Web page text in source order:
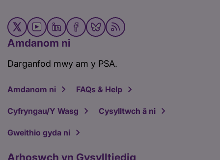
Amdanom ni
Darganfod mwy am y PSA.
Amdanom ni FAQs & Help
Cyfryngau/Y Wasg Cysylltwch â ni
Gweithio gyda ni
Arhoswch yn Gysylltiedig